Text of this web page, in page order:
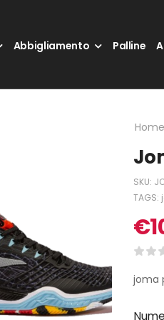
Abbigliamento Palline
Home
SKU:
TAGS:
€
joma